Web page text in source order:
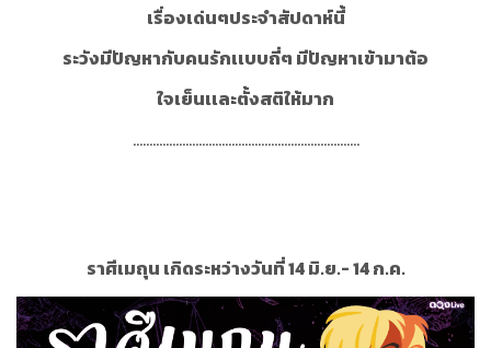
เรื่องเด่นๆประจำสัปดาห์นี้
ระวังมีปัญหากับคนรักเเบบถี่ๆ มีปัญหาเข้ามาต้อ
ใจเย็นเเละตั้งสติให้มาก
.....................................................................
ราศีเมถุน เกิดระหว่างวันที่ 14 มิ.ย.- 14 ก.ค.